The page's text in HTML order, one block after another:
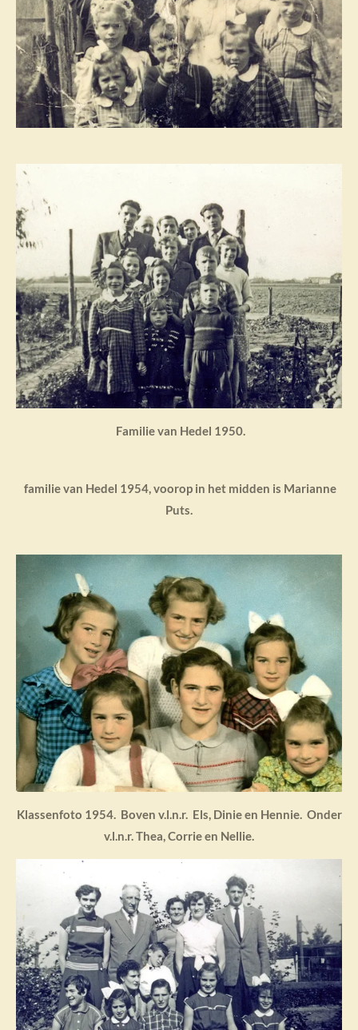
Familie van Hedel 1950.
familie van Hedel 1954, voorop in het midden is Marianne
Puts.
Klassenfoto 1954. Boven v.l.n.r. Els, Dinie en Hennie. Onder
v.l.n.r. Thea, Corrie en Nellie.